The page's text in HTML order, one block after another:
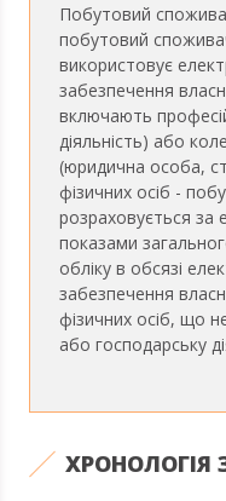
Побутовий
побутовий
використовує
забезпечення
включають
діяльність) або
(юридична особа,
фізичних осіб -
розраховується за
показами
обліку в обсязі
забезпечення
фізичних осіб, що
або господарську
ХРОНОЛОГІЯ